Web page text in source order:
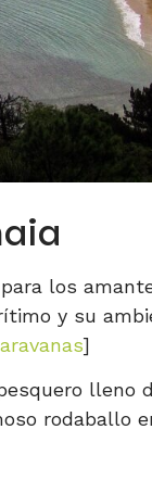
los
y su
]
lleno
rodaballo